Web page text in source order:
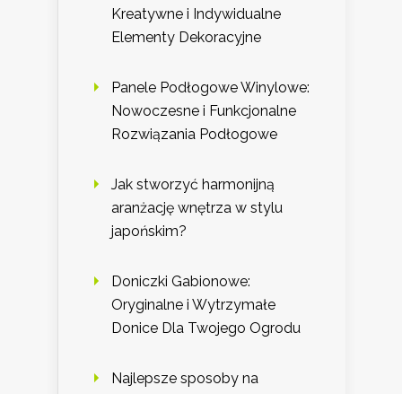
Kreatywne i Indywidualne
Elementy Dekoracyjne
Panele Podłogowe Winylowe:
Nowoczesne i Funkcjonalne
Rozwiązania Podłogowe
Jak stworzyć harmonijną
aranżację wnętrza w stylu
japońskim?
Doniczki Gabionowe:
Oryginalne i Wytrzymałe
Donice Dla Twojego Ogrodu
Najlepsze sposoby na